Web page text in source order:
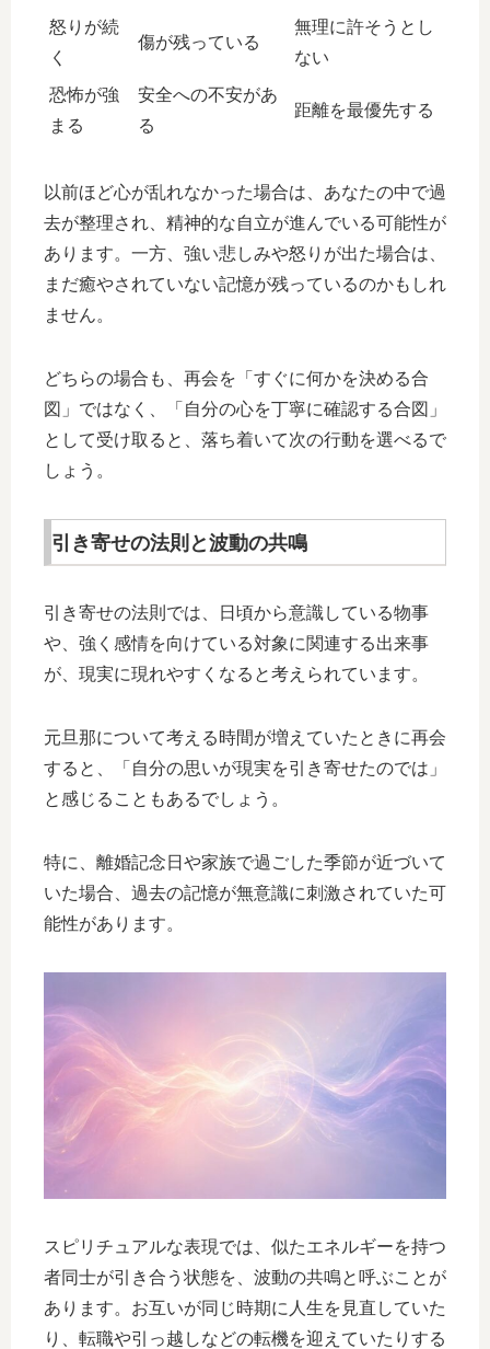
怒りが続
く
傷が残っている
無理に許そうとし
ない
恐怖が強
まる
安全への不安があ
る
距離を最優先する
以前ほど心が乱れなかった場合は、あなたの中で過
去が整理され、精神的な自立が進んでいる可能性が
あります。一方、強い悲しみや怒りが出た場合は、
まだ癒やされていない記憶が残っているのかもしれ
ません。
どちらの場合も、再会を「すぐに何かを決める合
図」ではなく、「自分の心を丁寧に確認する合図」
として受け取ると、落ち着いて次の行動を選べるで
しょう。
引き寄せの法則と波動の共鳴
引き寄せの法則では、日頃から意識している物事
や、強く感情を向けている対象に関連する出来事
が、現実に現れやすくなると考えられています。
元旦那について考える時間が増えていたときに再会
すると、「自分の思いが現実を引き寄せたのでは」
と感じることもあるでしょう。
特に、離婚記念日や家族で過ごした季節が近づいて
いた場合、過去の記憶が無意識に刺激されていた可
能性があります。
スピリチュアルな表現では、似たエネルギーを持つ
者同士が引き合う状態を、波動の共鳴と呼ぶことが
あります。お互いが同じ時期に人生を見直していた
り、転職や引っ越しなどの転機を迎えていたりする